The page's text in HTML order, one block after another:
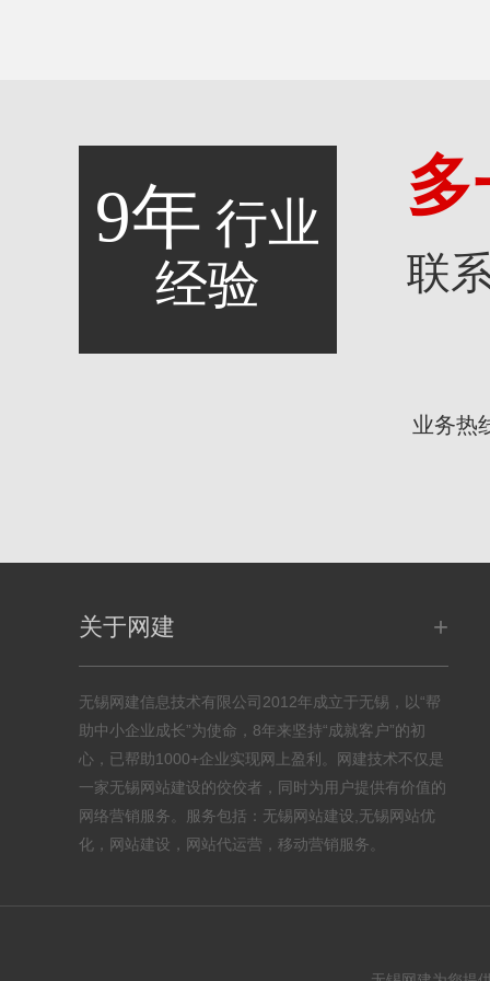
9年 行业
经验
联
业务热
关于网建 +
无锡网建信息技术有限公司2012年成立于无锡，以“帮
助中小企业成长”为使命，8年来坚持“成就客户”的初
心，已帮助1000+企业实现网上盈利。网建技术不仅是
一家无锡网站建设的佼佼者，同时为用户提供有价值的
网络营销服务。服务包括：无锡网站建设,无锡网站优
化，网站建设，网站代运营，移动营销服务。